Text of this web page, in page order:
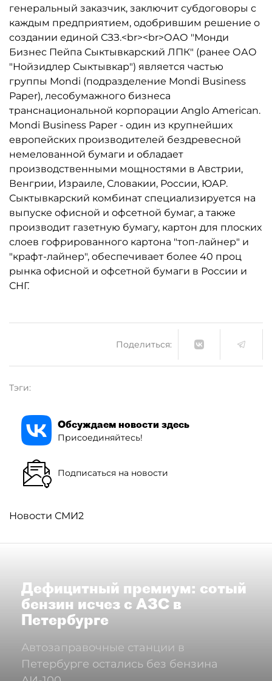
генеральный заказчик, заключит субдоговоры с
каждым предприятием, одобрившим решение о
создании единой СЗЗ.<br><br>ОАО "Монди
Бизнес Пейпа Сыктывкарский ЛПК" (ранее ОАО
"Нойзидлер Сыктывкар") является частью
группы Mondi (подразделение Mondi Business
Paper), лесобумажного бизнеса
транснациональной корпорации Anglo American.
Mondi Business Paper - один из крупнейших
европейских производителей бездревесной
немелованной бумаги и обладает
производственными мощностями в Австрии,
Венгрии, Израиле, Словакии, России, ЮАР.
Сыктывкарский комбинат специализируется на
выпуске офисной и офсетной бумаг, а также
производит газетную бумагу, картон для плоских
слоев гофрированного картона "топ-лайнер" и
"крафт-лайнер", обеспечивает более 40 проц
рынка офисной и офсетной бумаги в России и
СНГ.
Поделиться:
Тэги:
Обсуждаем новости здесь
Присоединяйтесь!
Подписаться на новости
Новости СМИ2
Дефицитный премиум: сотый
бензин исчез с АЗС в
Петербурге
Автозаправочные станции в
Петербурге остались без бензина